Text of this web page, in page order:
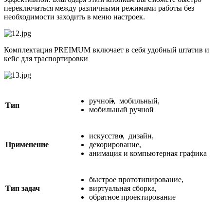
переключаться между различными режимами работы без
необходимости заходить в меню настроек.
Комплектация PREIMUM включает в себя удобный штатив и
кейс для траспортировки
Тип
ручной, мобильный,
мобильный ручной
Применение
искусство, дизайн,
декорирование,
анимация и компьютерная графика
Тип задач
быстрое прототипирование,
виртуальная сборка,
обратное проектирование